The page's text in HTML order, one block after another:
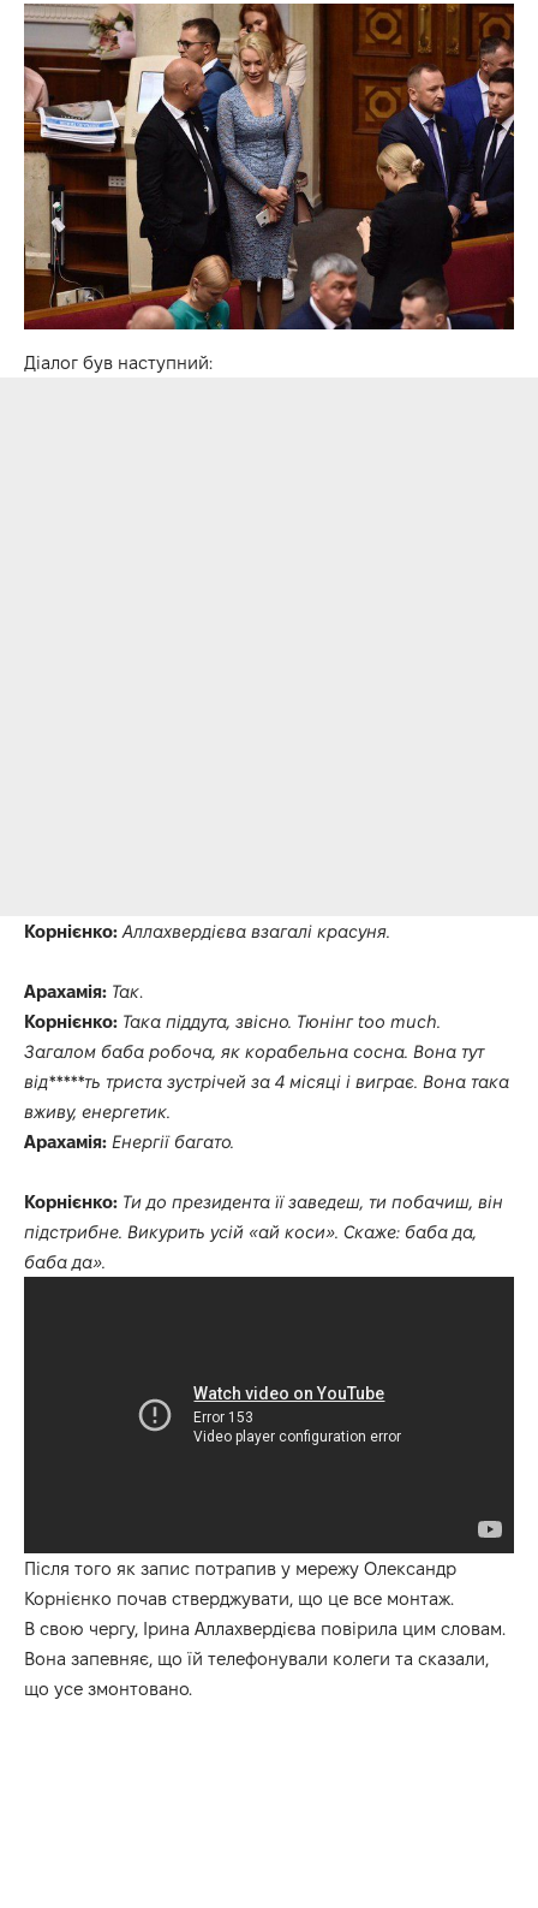
Діалог був наступний:
Корнієнко: Аллахвердієва взагалі красуня.
Арахамія: Так.
Корнієнко: Така піддута, звісно. Тюнінг too much.
Загалом баба робоча, як корабельна сосна. Вона тут
від*****ть триста зустрічей за 4 місяці і виграє. Вона така
вживу, енергетик.
Арахамія: Енергії багато.
Корнієнко: Ти до президента її заведеш, ти побачиш, він
підстрибне. Викурить усій «ай коси». Скаже: баба да,
баба да».
Після того як запис потрапив у мережу Олександр
Корнієнко почав стверджувати, що це все монтаж.
В свою чергу, Ірина Аллахвердієва повірила цим словам.
Вона запевняє, що їй телефонували колеги та сказали,
що усе змонтовано.